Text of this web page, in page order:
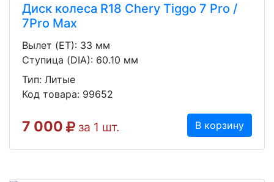
Диск колеса R18 Chery Tiggo 7 Pro /
7Pro Max
Вылет (ET): 33 мм
Ступица (DIA): 60.10 мм
Тип: Литые
Код товара: 99652
7 000 за 1 шт. В корзину